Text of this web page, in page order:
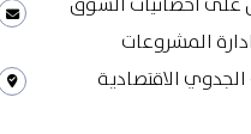
المشروعات
الاقتصادية